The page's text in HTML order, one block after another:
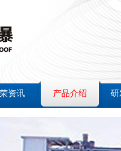
资讯 产品介绍 研